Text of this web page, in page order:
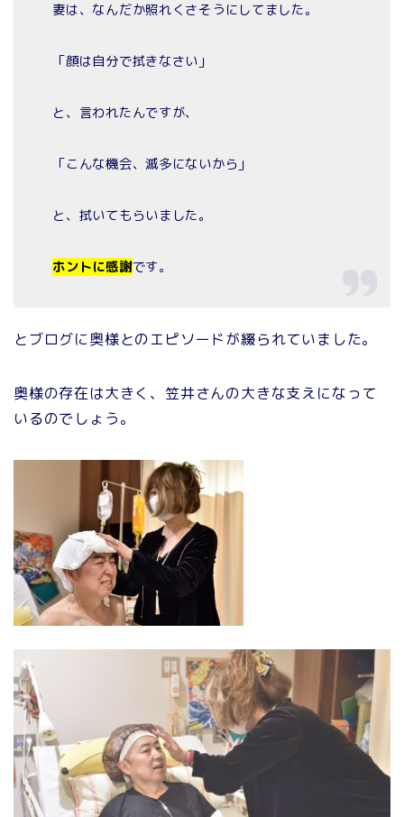
妻は、なんだか照れくさそうにしてました。
「顔は自分で拭きなさい」
と、言われたんですが、
「こんな機会、滅多にないから」
と、拭いてもらいました。
ホントに感謝です。
とブログに奥様とのエピソードが綴られていました。
奥様の存在は大きく、笠井さんの大きな支えになって
いるのでしょう。